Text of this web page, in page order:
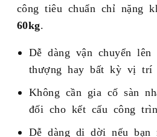
công tiêu chuẩn chỉ nặng
60kg
Dễ dàng vận chuyển lên
thượng hay bất kỳ vị trí
Không cần gia cố sàn
đối cho kết cấu công
Dễ dàng di dời nếu bạn